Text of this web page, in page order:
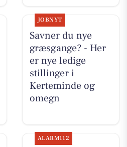
JOBNYT
Savner du nye
græsgange? - Her
er nye ledige
stillinger i
Kerteminde og
omegn
ALARM112